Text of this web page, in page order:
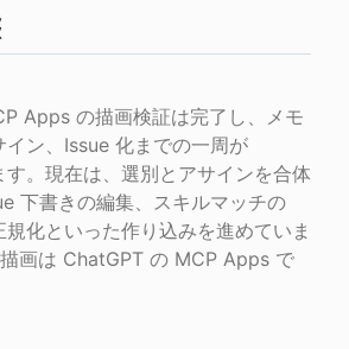
Apps の描画検証は完了し、メモ
イン、Issue 化までの一周が
。現在は、選別とアサインを合体
下書きの編集、スキルマッチの
化といった作り込みを進めていま
画は ChatGPT の MCP Apps で